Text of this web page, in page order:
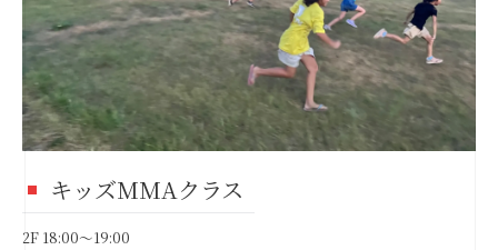
キッズMMAクラス
2F 18:00～19:00